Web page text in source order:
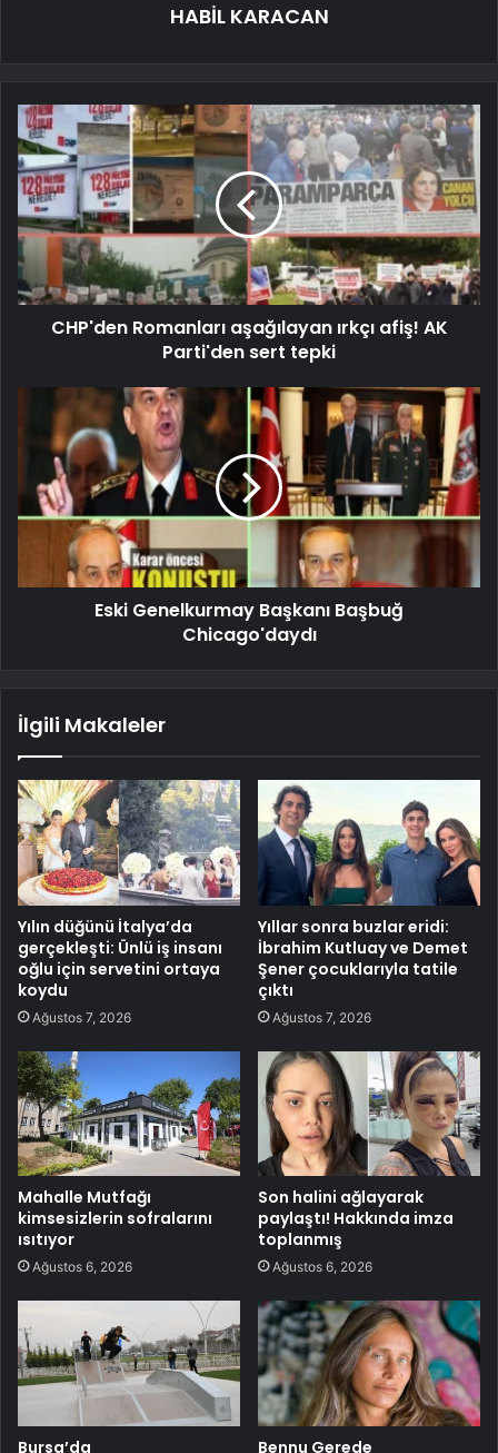
HABİL KARACAN
CHP'den Romanları aşağılayan ırkçı afiş! AK
Parti'den sert tepki
Eski Genelkurmay Başkanı Başbuğ
Chicago'daydı
İlgili Makaleler
Yılın düğünü İtalya’da
gerçekleşti: Ünlü iş insanı
oğlu için servetini ortaya
koydu
Ağustos 7, 2026
Yıllar sonra buzlar eridi:
İbrahim Kutluay ve Demet
Şener çocuklarıyla tatile
çıktı
Ağustos 7, 2026
Mahalle Mutfağı
kimsesizlerin sofralarını
ısıtıyor
Ağustos 6, 2026
Son halini ağlayarak
paylaştı! Hakkında imza
toplanmış
Ağustos 6, 2026
Bursa’da Bennu Gerede